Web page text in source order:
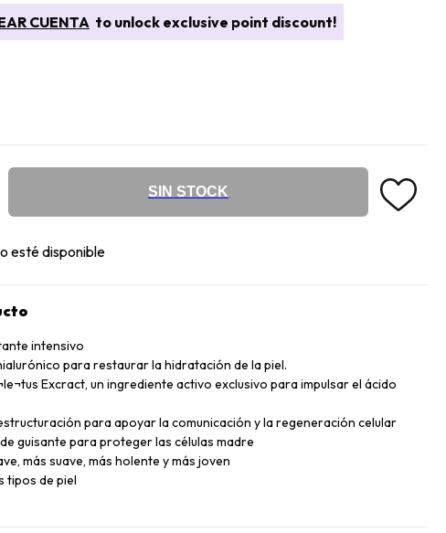
CUENTA to unlock exclusive point discount!
SIN STOCK
esté disponible
intensivo
para restaurar la hidratación de la piel.
Excract, un ingrediente activo exclusivo para impulsar el ácido
para apoyar la comunicación y la regeneración celular
guisante para proteger las células madre
más suave, más holente y más joven
tipos de piel